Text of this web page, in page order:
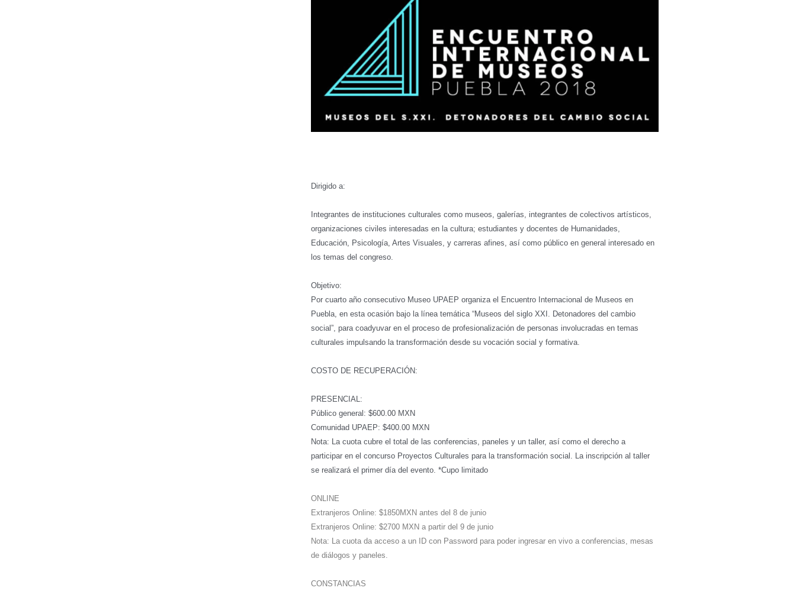
Dirigido a:
Integrantes de instituciones culturales como museos, galerías, integrantes de colectivos artísticos,
organizaciones civiles interesadas en la cultura; estudiantes y docentes de Humanidades,
Educación, Psicología, Artes Visuales, y carreras afines, así como público en general interesado en
los temas del congreso.
Objetivo:
Por cuarto año consecutivo Museo UPAEP organiza el Encuentro Internacional de Museos en
Puebla, en esta ocasión bajo la línea temática “Museos del siglo XXI. Detonadores del cambio
social”, para coadyuvar en el proceso de profesionalización de personas involucradas en temas
culturales impulsando la transformación desde su vocación social y formativa.
COSTO DE RECUPERACIÓN:
PRES ENCIAL:
Público general: $600.00 MXN
Comunidad UPAEP: $400.00 MXN
Nota: La cuota cubre el total de las conferencias, paneles y un taller, así como el derecho a
participar en el concurso Proyectos Culturales para la transformación social. La inscripción al taller
se realizará el primer día del evento. *Cupo limitado
ONLINE
Extranjeros Online: $1850MXN antes del 8 de junio
Extranjeros Online: $2700 MXN a partir del 9 de junio
Nota: La cuota da acceso a un ID con Password para poder ingresar en vivo a conferencias, mesas
de diálogos y paneles.
CONSTANCIAS